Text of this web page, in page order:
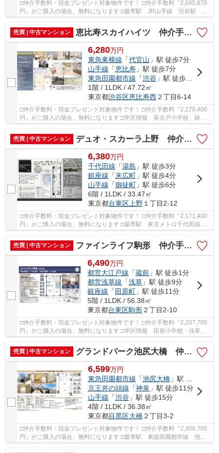
□仲介手数料・現金プレゼント対象物件です！ □仲介手数料『2,045,670
円』がご購入の場合、無料になります □最寄駅 JR山手線 渋谷駅 徒
売買 | 中古マンション
恵比寿スカイハイツ 仲介手数料無料＋40万円現金プレゼント中
6,280万円
東急東横線 「代官山 」駅 徒歩7分
山手線 「恵比寿」駅 徒歩7分
東急田園都市線 「渋谷」駅 徒歩15分
1階 / 1LDK / 47.72㎡
東京都渋谷区恵比寿西２丁目6-14
□仲介手数料・現金プレゼント対象物件です！ □仲介手数料『2,270,400
円』がご購入の場合、無料になります □学区情報 長谷戸小学校、鉢山
中学校 □最寄駅 東急東横線 代官山駅 徒歩...
売買 | 中古マンション
デュオ・スカーラ上野 仲介手数料無料＋40万円現金プレゼント中
6,380万円
千代田線 「湯島 」駅 徒歩3分
銀座線 「末広町」駅 徒歩4分
山手線 「御徒町」駅 徒歩6分
6階 / 1LDK / 33.47㎡
東京都台東区上野１丁目2-12
□仲介手数料・現金プレゼント対象物件です！ □仲介手数料『2,171,400
円』がご購入の場合、無料になります □最寄駅 東京メトロ千代田線
湯島駅 徒歩約3分 □リノベーション物件 複...
売買 | 中古マンション
ファインライフ駒形 仲介手数料無料＋40万円現金プレゼント中
6,490万円
都営大江戸線 「蔵前 」駅 徒歩1分
都営浅草線 「浅草 」駅 徒歩9分
銀座線 「田原町 」駅 徒歩11分
5階 / 1LDK / 56.38㎡
東京都台東区駒形２丁目2-10
□仲介手数料・現金プレゼント対象物件です！ □仲介手数料『2,207,700
円』がご購入の場合、無料になります □学区情報 田原小学校・浅草中
学校 □最寄駅 都営大江戸線 蔵前駅 徒歩約1...
売買 | 中古マンション
グランドパーク池尻大橋 仲介手数料無料＋40万円現金プレゼント中
6,599万円
東急田園都市線 「池尻大橋」駅 徒歩9分
京王井の頭線 「神泉 」駅 徒歩11分
山手線 「渋谷」駅 徒歩15分
4階 / 1LDK / 36.38㎡
東京都目黒区大橋２丁目3-2
□仲介手数料・現金プレゼント対象物件です！ □仲介手数料『2,306,700
円』がご購入の場合、無料になります □最寄駅 東急田園都市線 池尻